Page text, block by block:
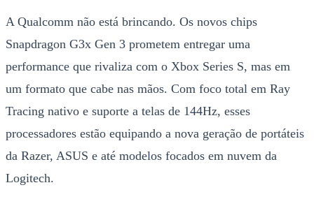
A Qualcomm não está brincando. Os novos chips
Snapdragon G3x Gen 3 prometem entregar uma
performance que rivaliza com o Xbox Series S, mas em
um formato que cabe nas mãos. Com foco total em Ray
Tracing nativo e suporte a telas de 144Hz, esses
processadores estão equipando a nova geração de portáteis
da Razer, ASUS e até modelos focados em nuvem da
Logitech.